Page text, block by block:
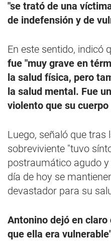
"se trató de una
de indefensión y de
En este sentido, indicó
fue "muy grave en
la salud física, pero
la salud mental. Fue
violento que su
Luego, señaló que tras
sobreviviente "tuvo
postraumático agudo
día de hoy se
devastador para su
Antonino dejó en claro
que ella era